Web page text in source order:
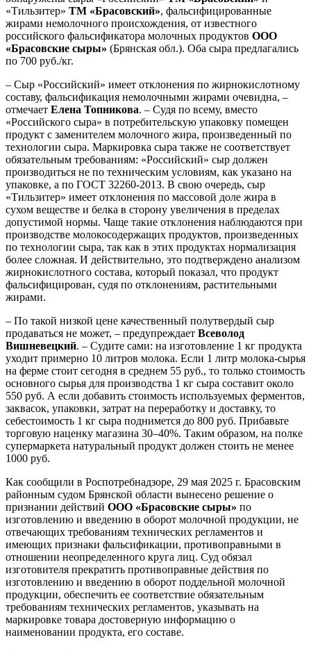
«Тильзитер» ТМ «Брасовский», фальсифицированные
жирами немолочного происхождения, от известного
российского фальсификатора молочных продуктов ООО
«Брасовские сыры» (Брянская обл.). Оба сыра предлагались
по 700 руб./кг.
– Сыр «Российский» имеет отклонения по жирнокислотному
составу, фальсификация немолочными жирами очевидна, –
отмечает Елена Топникова. – Судя по всему, вместо
«Российского сыра» в потребительскую упаковку помещен
продукт с заменителем молочного жира, произведенный по
технологии сыра. Маркировка сыра также не соответствует
обязательным требованиям: «Российский» сыр должен
производиться не по техническим условиям, как указано на
упаковке, а по ГОСТ 32260-2013. В свою очередь, сыр
«Тильзитер» имеет отклонения по массовой доле жира в
сухом веществе и белка в сторону увеличения в пределах
допустимой нормы. Чаще такие отклонения наблюдаются при
производстве молокосодержащих продуктов, произведенных
по технологии сыра, так как в этих продуктах нормализация
более сложная. И действительно, это подтверждено анализом
жирнокислотного состава, который показал, что продукт
фальсифицирован, судя по отклонениям, растительными
жирами.
– По такой низкой цене качественный полутвердый сыр
продаваться не может, – предупреждает Всеволод
Вишневецкий. – Судите сами: на изготовление 1 кг продукта
уходит примерно 10 литров молока. Если 1 литр молока-сырья
на ферме стоит сегодня в среднем 55 руб., то только стоимость
основного сырья для производства 1 кг сыра составит около
550 руб. А если добавить стоимость используемых ферментов,
заквасок, упаковки, затрат на переработку и доставку, то
себестоимость 1 кг сыра поднимется до 800 руб. Прибавьте
торговую наценку магазина 30–40%. Таким образом, на полке
супермаркета натуральный продукт должен стоить не менее
1000 руб.
Как сообщили в Роспотребнадзоре, 29 мая 2025 г. Брасовским
районным судом Брянской области вынесено решение о
признании действий ООО «Брасовские сыры» по
изготовлению и введению в оборот молочной продукции, не
отвечающих требованиям технических регламентов и
имеющих признаки фальсификации, противоправными в
отношении неопределенного круга лиц. Суд обязал
изготовителя прекратить противоправные действия по
изготовлению и введению в оборот поддельной молочной
продукции, обеспечить ее соответствие обязательным
требованиям технических регламентов, указывать на
маркировке товара достоверную информацию о
наименовании продукта, его составе.